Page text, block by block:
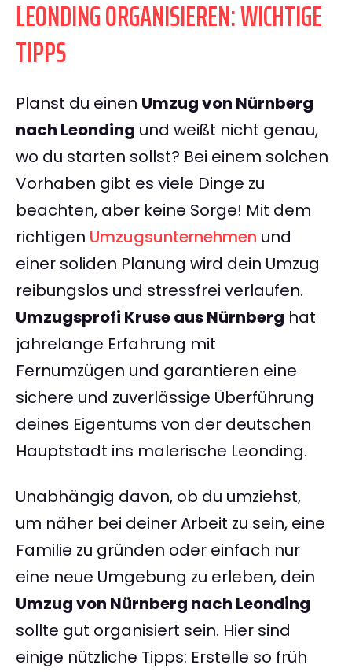
LEONDING ORGANISIEREN: WICHTIGE
TIPPS
Planst du einen Umzug von Nürnberg
nach Leonding und weißt nicht genau,
wo du starten sollst? Bei einem solchen
Vorhaben gibt es viele Dinge zu
beachten, aber keine Sorge! Mit dem
richtigen Umzugsunternehmen und
einer soliden Planung wird dein Umzug
reibungslos und stressfrei verlaufen.
Umzugsprofi Kruse aus Nürnberg hat
jahrelange Erfahrung mit
Fernumzügen und garantieren eine
sichere und zuverlässige Überführung
deines Eigentums von der deutschen
Hauptstadt ins malerische Leonding.
Unabhängig davon, ob du umziehst,
um näher bei deiner Arbeit zu sein, eine
Familie zu gründen oder einfach nur
eine neue Umgebung zu erleben, dein
Umzug von Nürnberg nach Leonding
sollte gut organisiert sein. Hier sind
einige nützliche Tipps: Erstelle so früh